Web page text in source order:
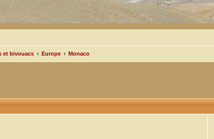
et bivouacs Europe Monaco